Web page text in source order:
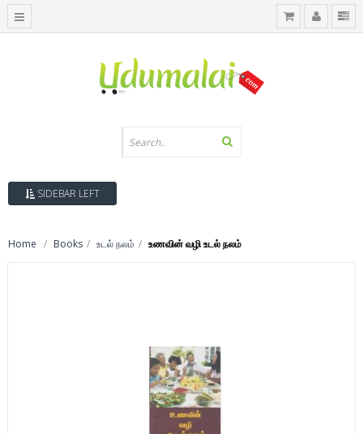
SIDEBAR LEFT
Home Books உடல் நலம் உணவின் வழி உடல் நலம்